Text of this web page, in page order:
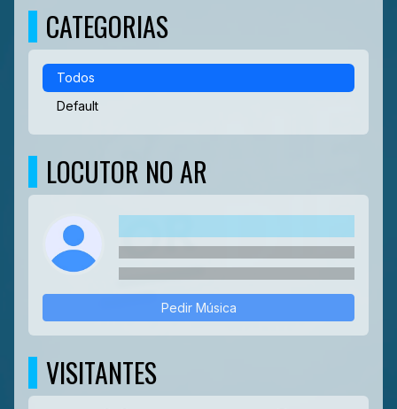
CATEGORIAS
Todos
Default
LOCUTOR NO AR
Pedir Música
VISITANTES